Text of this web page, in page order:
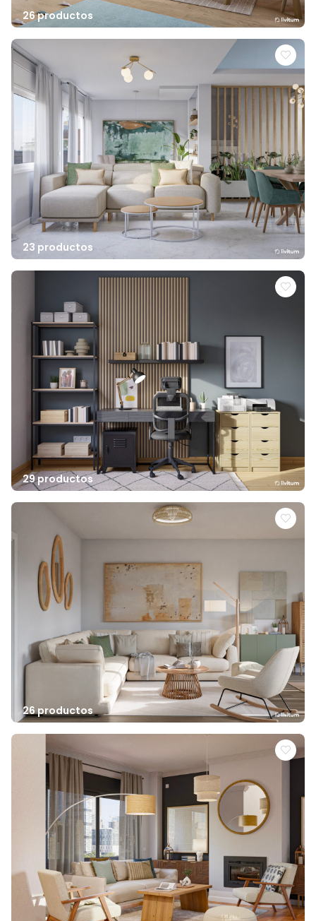
26 productos
23 productos
29 productos
26 productos